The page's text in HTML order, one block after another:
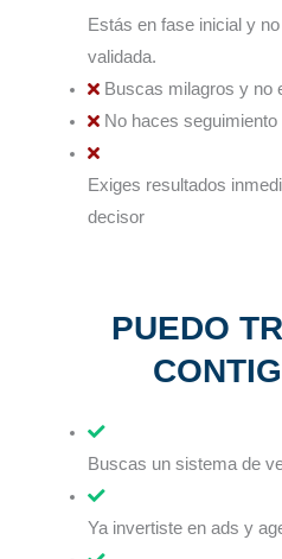
Estás en fase inicial y
validada.
Buscas milagros y no
No haces
Exiges resultados
decisor
PUEDO
Buscas un sistema de
Ya invertiste en ads y